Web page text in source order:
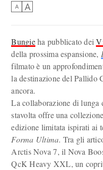
A A
Bungieha pubblicato dei
della prossima espansione,
filmato è un
la destinazione del Pallido
ancora.
La collaborazione di lunga
stavolta offre una
edizione limitata ispirati ai
Forma Ultima. Tra gli
Arctis Nova 7, il Nova
QcK Heavy XXL, un